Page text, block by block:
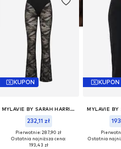
KUPON
MYLAVIE BY SARAH HARRISON
232,11 zł
Pierwotnie: 287,90 zł
Ostatnia najniższa cena:
193,43 zł
KUPON
Ostatnia